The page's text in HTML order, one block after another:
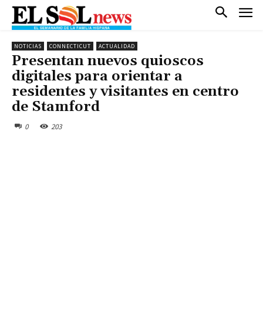
NOTICIAS CONNECTICUT ACTUALIDAD
Presentan nuevos quioscos
digitales para orientar a
residentes y visitantes en centro
de Stamford
0 203